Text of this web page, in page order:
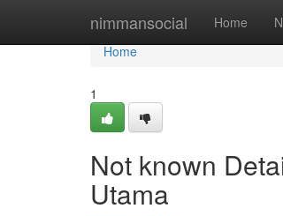
nimmansocial Home
Home
Home
1
Not known
Utama